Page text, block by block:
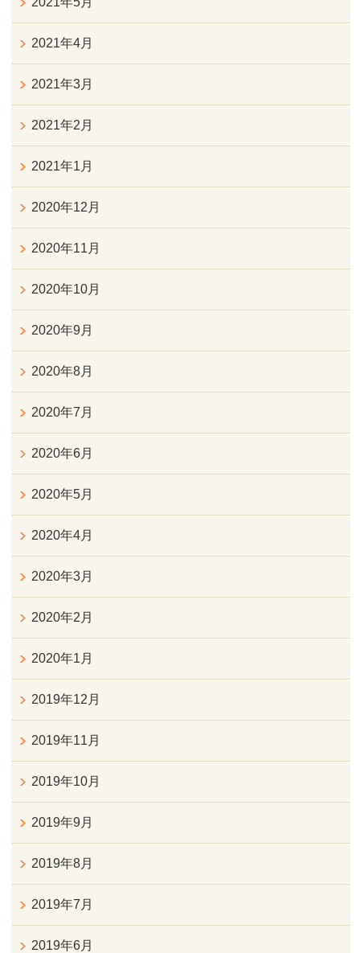
2021年4月
2021年3月
2021年2月
2021年1月
2020年12月
2020年11月
2020年10月
2020年9月
2020年8月
2020年7月
2020年6月
2020年5月
2020年4月
2020年3月
2020年2月
2020年1月
2019年12月
2019年11月
2019年10月
2019年9月
2019年8月
2019年7月
2019年6月